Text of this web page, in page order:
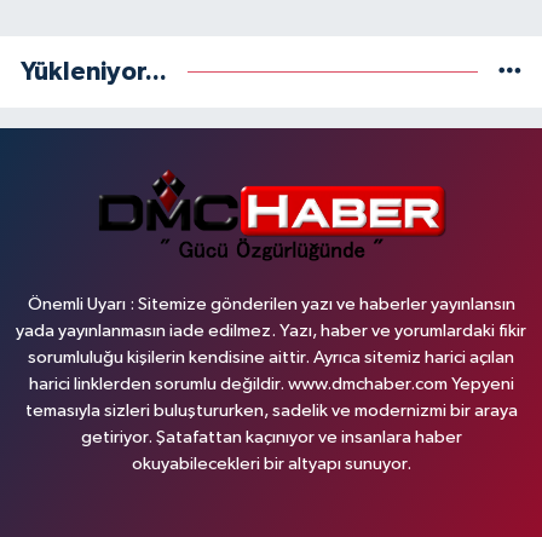
Yükleniyor...
Önemli Uyarı : Sitemize gönderilen yazı ve haberler yayınlansın
yada yayınlanmasın iade edilmez. Yazı, haber ve yorumlardaki fikir
sorumluluğu kişilerin kendisine aittir. Ayrıca sitemiz harici açılan
harici linklerden sorumlu değildir. www.dmchaber.com Yepyeni
temasıyla sizleri buluştururken, sadelik ve modernizmi bir araya
getiriyor. Şatafattan kaçınıyor ve insanlara haber
okuyabilecekleri bir altyapı sunuyor.